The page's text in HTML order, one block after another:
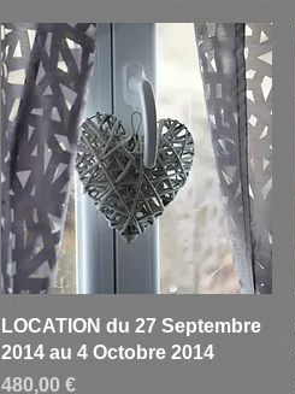
Aperçu rapide
LOCATION du 27 Septembre
2014 au 4 Octobre 2014
Prix
480,00 €